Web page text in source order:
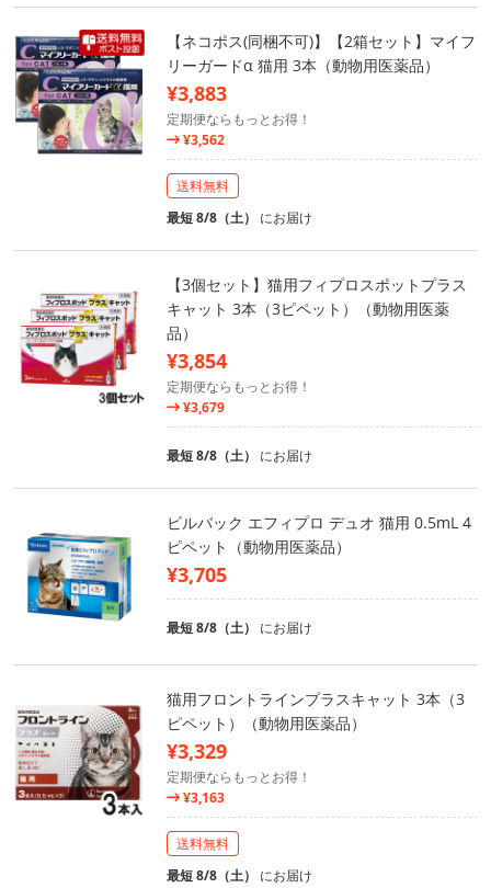
【ネコポス(同梱不可)】【2箱セット】マイフ
リーガードα 猫用 3本（動物用医薬品）
¥3,883
定期便ならもっとお得！
¥3,562
送料無料
最短 8/8（土） にお届け
【3個セット】猫用フィプロスポットプラス
キャット 3本（3ピペット）（動物用医薬
品）
¥3,854
定期便ならもっとお得！
¥3,679
最短 8/8（土） にお届け
ビルバック エフィプロ デュオ 猫用 0.5mL 4
ピペット（動物用医薬品）
¥3,705
最短 8/8（土） にお届け
猫用フロントラインプラスキャット 3本（3
ピペット）（動物用医薬品）
¥3,329
定期便ならもっとお得！
¥3,163
送料無料
最短 8/8（土） にお届け